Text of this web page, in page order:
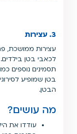
3. עצירות
עצירות ממושכת,
לכאבי בטן
תסמינים נוספים
בטן שמופיע
הבטן.
מה עושים?
עודדו את